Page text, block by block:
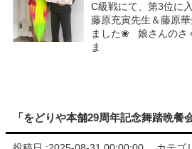
C級戦にて、第3位に
藤原充寅先生＆藤原
ました❀ 娘さんのさ
ま
「をどりや本舗29周年記念舞踏晩餐